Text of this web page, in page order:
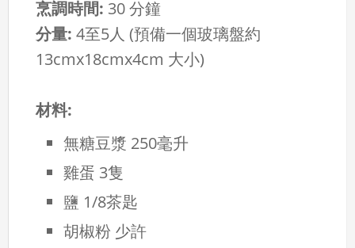
烹調時間: 30 分鐘
分量: 4至5人 (預備一個玻璃盤約
13cmx18cmx4cm 大小)
材料:
無糖豆漿 250毫升
雞蛋 3隻
鹽 1/8茶匙
胡椒粉 少許